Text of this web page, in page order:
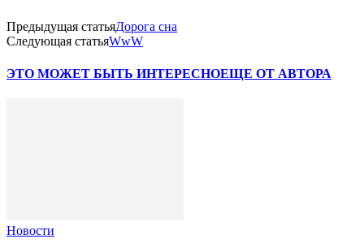
Предыдущая статьяДорога сна
Следующая статьяWwW
ЭТО МОЖЕТ БЫТЬ ИНТЕРЕСНОЕЩЕ ОТ АВТОРА
Новости